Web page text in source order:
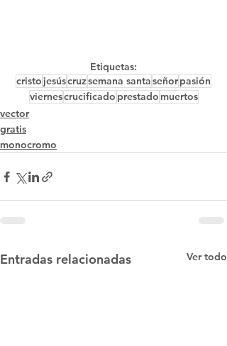
Etiquetas:
cristo jesúscruzsemana santaseñorpasión
viernescrucificado prestado muertos
vector
gratis
monocromo
Entradas relacionadas Ver todo